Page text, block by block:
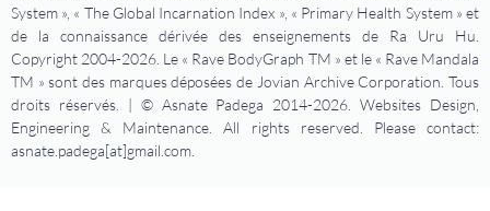
System », « The Global Incarnation Index », « Primary Health System » et
de la connaissance dérivée des enseignements de Ra Uru Hu.
Copyright 2004-2026. Le « Rave BodyGraph TM » et le « Rave Mandala
TM » sont des marques déposées de Jovian Archive Corporation. Tous
droits réservés. | © Asnate Padega 2014-2026. Websites Design,
Engineering & Maintenance. All rights reserved. Please contact:
asnate.padega[at]gmail.com.